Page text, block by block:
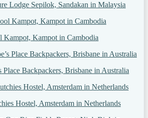
Lodge Sepilok, Sandakan in Malaysia
Kampot in Cambodia
Place Backpackers, Brisbane in Australia
Hostel, Amsterdam in Netherlands